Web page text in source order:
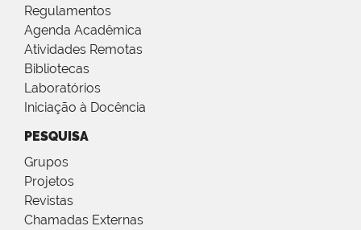
Regulamentos
Agenda Acadêmica
Atividades Remotas
Bibliotecas
Laboratórios
Iniciação à Docência
PESQUISA
Grupos
Projetos
Revistas
Chamadas Externas